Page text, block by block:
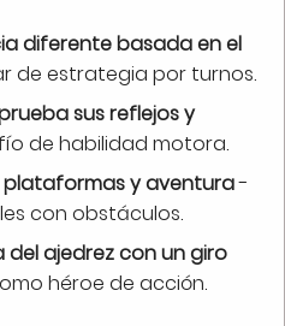
diferente basada en el
de estrategia por turnos.
sus reflejos y
de habilidad motora.
y aventura-
con obstáculos.
ajedrez con un giro
héroe de acción.